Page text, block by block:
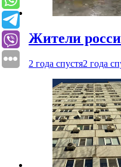
Жители
2 года спустя2 года